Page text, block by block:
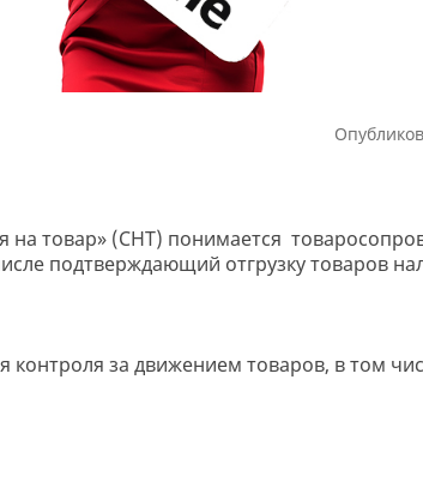
на товар» (СНТ) понимается
подтверждающий отгрузку товаров
контроля за движением товаров, в том